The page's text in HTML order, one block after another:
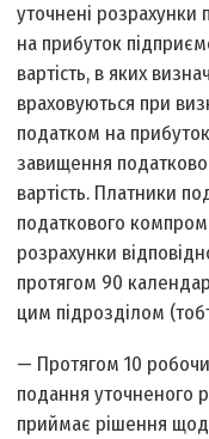
уточнені розрахунки
на прибуток
вартість, в яких
враховуються при
податком на
завищення
вартість. Платники
податкового
розрахунки
протягом 90
цим підрозділом
— Протягом 10
подання уточненого
приймає рішення